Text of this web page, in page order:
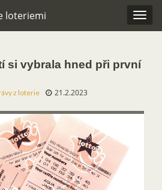
loteriemi
si vybrala hned při první
z loterie 21.2.2023